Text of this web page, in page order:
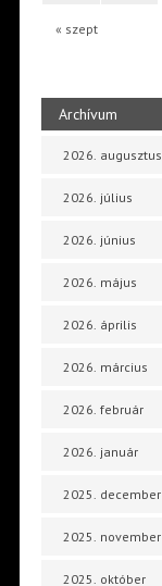
« szept
Archívum
2026. augusztus
2026. július
2026. június
2026. május
2026. április
2026. március
2026. február
2026. január
2025. december
2025. november
2025. október